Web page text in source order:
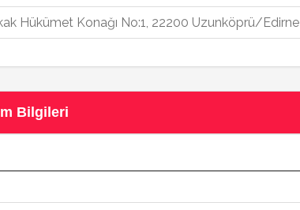
Hükümet Konağı No:1, 22200 Uzunköprü/Edirne
Bilgileri